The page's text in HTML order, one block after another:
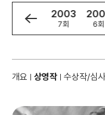
2004
8회
2003
7회 6회
개요 상영작 수상작/심